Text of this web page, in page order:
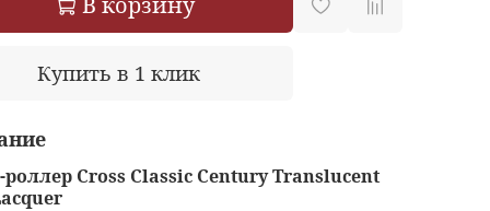
Купить в 1 клик
роллер Cross Classic Century Translucent